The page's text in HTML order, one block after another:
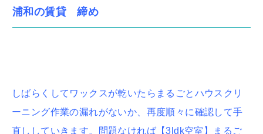
浦和の賃貸 締め
しばらくしてワックスが乾いたらまるごとハウスクリ
ーニング作業の漏れがないか、再度順々に確認して手
直ししていきます。問題なければ【3ldk空室】まるご